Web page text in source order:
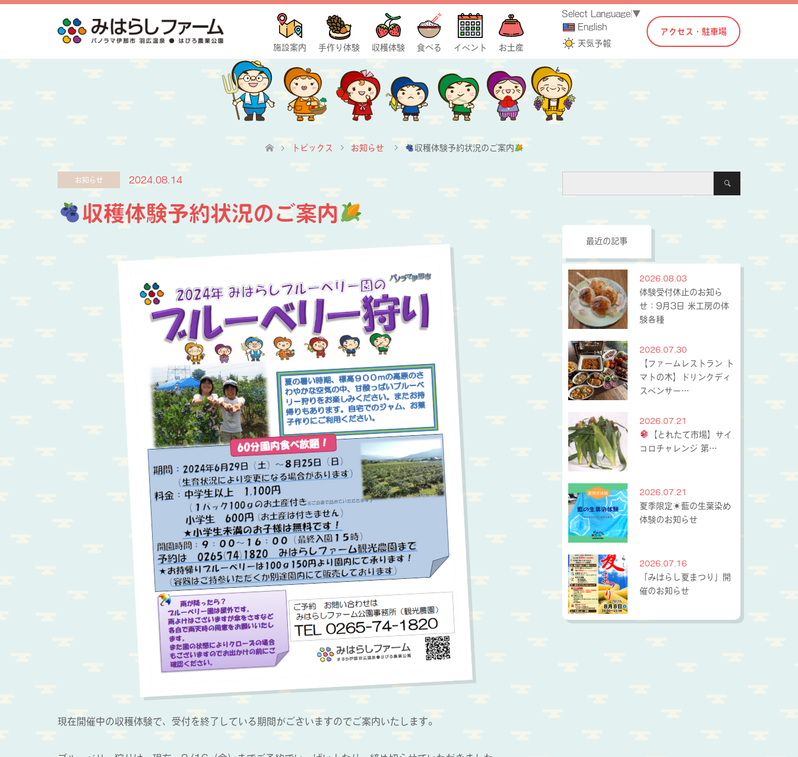
施設案内 手作り体験 収穫体験 食べる イベント お土産
Select Language ▼
English
天気予報
アクセス・駐車場
トピックス お知らせ 収穫体験予約状況のご案内
お知らせ 2024.08.14
収穫体験予約状況のご案内
現在開催中の収穫体験で、受付を終了している期間がございますのでご案内いたします。
最近の記事
2026.08.03
体験受付休止のお知ら
せ：9月3日 米工房の体
験各種
2026.07.30
【ファームレストラン ト
マトの木】ドリンクディ
スペンサー…
2026.07.21
【とれたて市場】サイ
コロチャレンジ 第…
2026.07.21
夏季限定☀藍の生葉染め
体験のお知らせ
2026.07.16
「みはらし夏まつり」開
催のお知らせ